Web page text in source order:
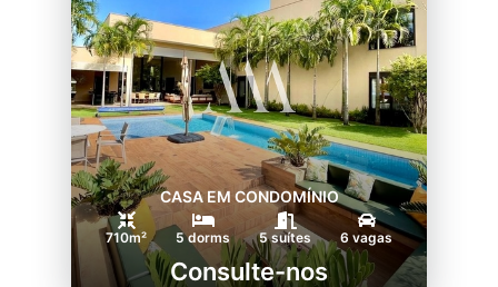
CASA EM CONDOMÍNIO
710m² 5 dorms 5 suítes 6 vagas
Consulte-nos